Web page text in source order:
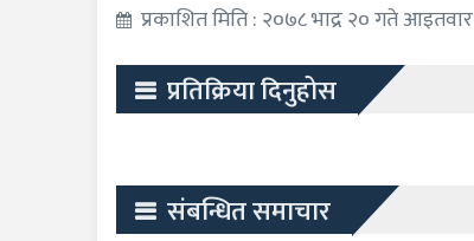
प्रकाशित मिति : २०७८ भाद्र २० गते आइतवार
प्रतिक्रिया दिनुहोस
संबन्धित समाचार